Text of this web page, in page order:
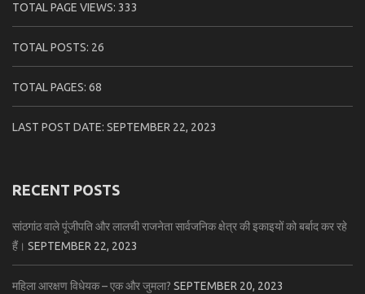
TOTAL PAGE VIEWS: 333
TOTAL POSTS: 26
TOTAL PAGES: 68
LAST POST DATE: SEPTEMBER 22, 2023
RECENT POSTS
सांठगांठ वाले पूंजीपति और लालची राजनेता सार्वजनिक क्षेत्र की इकाइयों को बर्बाद कर रहे
हैं। SEPTEMBER 22, 2023
महिला आरक्षण विधेयक – एक और जुमला? SEPTEMBER 20, 2023